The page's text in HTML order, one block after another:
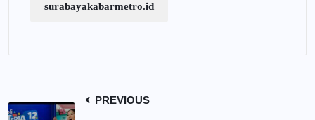
surabayakabarmetro.id
PREVIOUS